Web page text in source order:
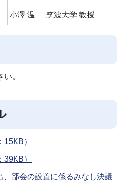
小澤 温 筑波大学 教授
。
）
）
、部会の設置に係るみなし決議